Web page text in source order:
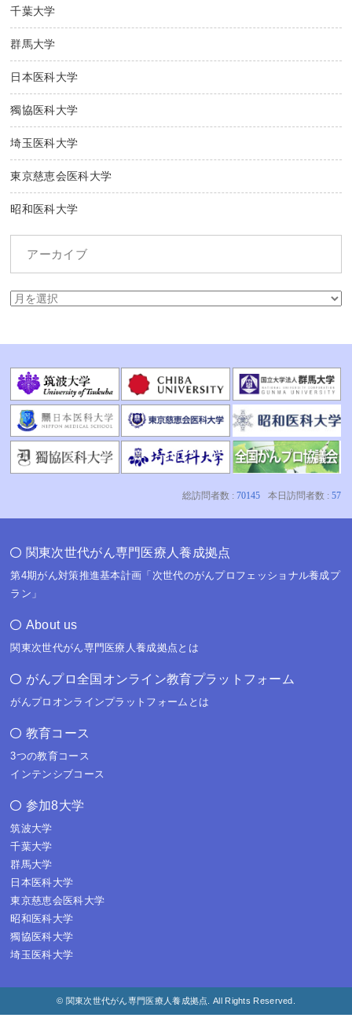
千葉大学
群馬大学
日本医科大学
獨協医科大学
埼玉医科大学
東京慈恵会医科大学
昭和医科大学
アーカイブ
関東次世代がん専門医療人養成拠点
第4期がん対策推進基本計画「次世代のがんプロフェッショナル養成プ
ラン」
About us
関東次世代がん専門医療人養成拠点とは
がんプロ全国オンライン教育プラットフォーム
がんプロオンラインプラットフォームとは
教育コース
3つの教育コース
インテンシブコース
参加8大学
筑波大学
千葉大学
群馬大学
日本医科大学
東京慈恵会医科大学
昭和医科大学
獨協医科大学
埼玉医科大学
© 関東次世代がん専門医療人養成拠点. All Rights Reserved.